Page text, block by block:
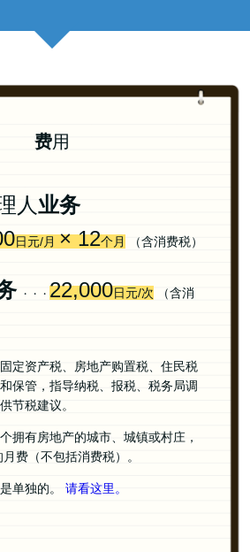
费用
人业务
日元/月 × 12个月 （含消费税）
・・・ 22,000日元/次 （含消
定资产税、房地产购置税、住民税
保管，指导纳税、报税、税务局调
节税建议。
拥有房地产的城市、城镇或村庄，
费（不包括消费税）。
单独的。 请看这里。